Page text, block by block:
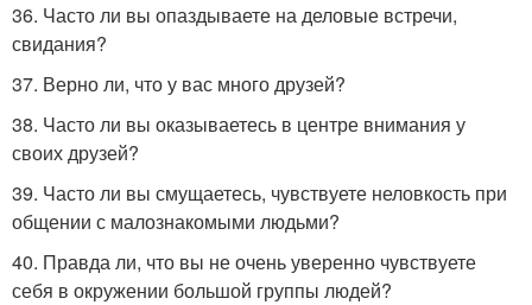
36. Часто ли вы опаздываете на деловые встречи,
свидания?
37. Верно ли, что у вас много друзей?
38. Часто ли вы оказываетесь в центре внимания у
своих друзей?
39. Часто ли вы смущаетесь, чувствуете неловкость при
общении с малознакомыми людьми?
40. Правда ли, что вы не очень уверенно чувствуете
себя в окружении большой группы людей?